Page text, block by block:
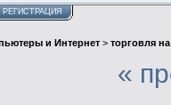
РЕГИСТРАЦИЯ
и Интернет > торговля
«